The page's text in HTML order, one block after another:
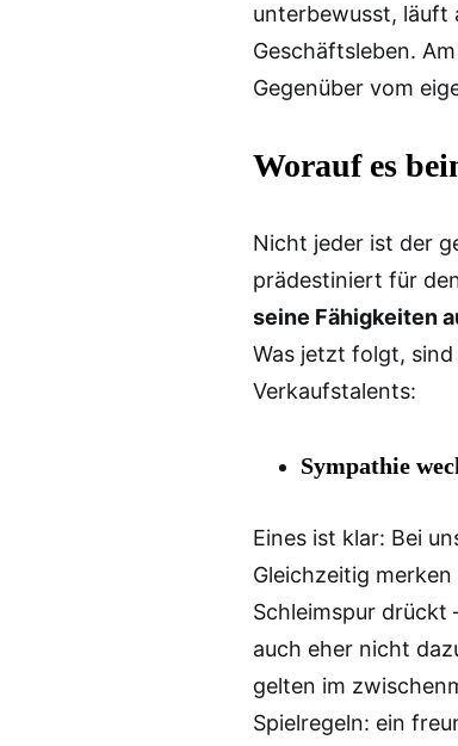
unterbewusst, läuft
Geschäftsleben.
Gegenüber vom
Worauf es
Nicht jeder ist der
prädestiniert für
seine Fähigkeiten
Was jetzt folgt,
Verkaufstalents:
Sympathie
Eines ist klar: Bei
Gleichzeitig
Schleimspur
auch eher nicht
gelten im
Spielregeln: ein